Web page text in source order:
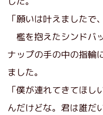
「願いは叶えましたで
檻を抱えたシンドバ
ナップの手の中の指輪
ました。
「僕が連れてきてほ
んだけどな。君は誰だ